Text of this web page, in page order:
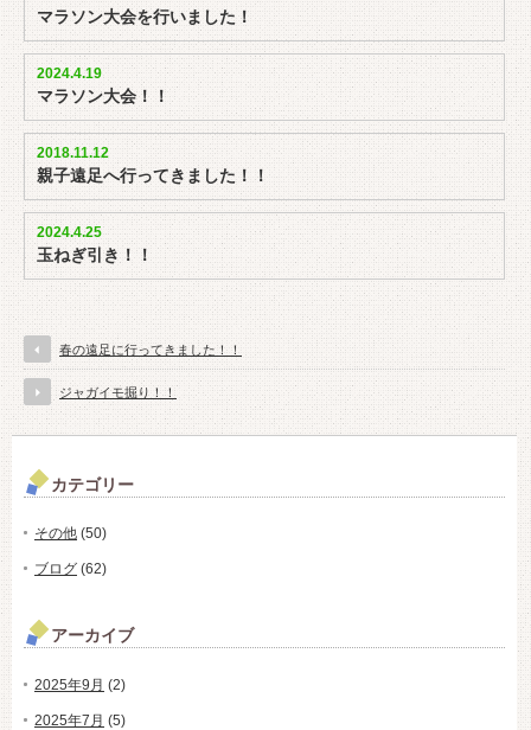
マラソン大会を行いました！
2024.4.19
マラソン大会！！
2018.11.12
親子遠足へ行ってきました！！
2024.4.25
玉ねぎ引き！！
春の遠足に行ってきました！！
ジャガイモ掘り！！
カテゴリー
その他 (50)
ブログ (62)
アーカイブ
2025年9月 (2)
2025年7月 (5)